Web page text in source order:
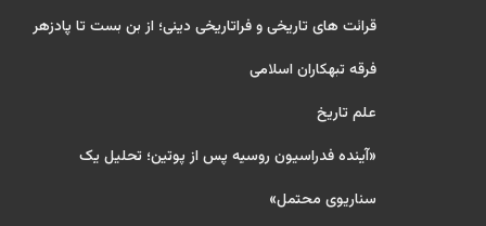
قرائت های تاریخی و فراتاریخی دینی؛ از بن بست تا پادزهر
فرقه تبهکاران اسلامی
علم تاریخ
«آینده فدراسیون روسیه پس از پوتین؛ تحلیل یک
سناریوی محتمل»